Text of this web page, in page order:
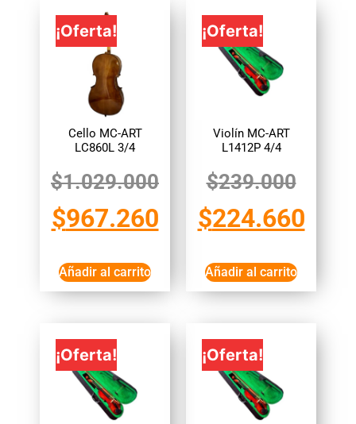
¡Oferta!
Cello MC-ART
LC860L 3/4
$1.029.000
$967.260
Añadir al carrito
¡Oferta!
Violín MC-ART
L1412P 4/4
$239.000
$224.660
Añadir al carrito
¡Oferta! ¡Oferta!